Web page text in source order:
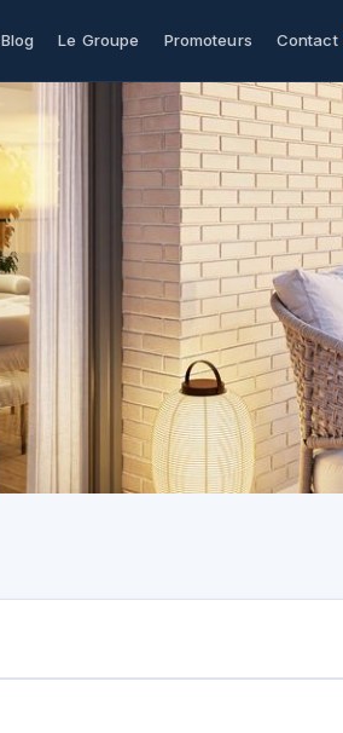
Blog Le Groupe Promoteurs Contact